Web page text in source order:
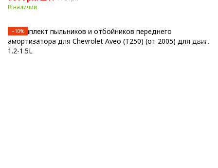
В наличии
−10%